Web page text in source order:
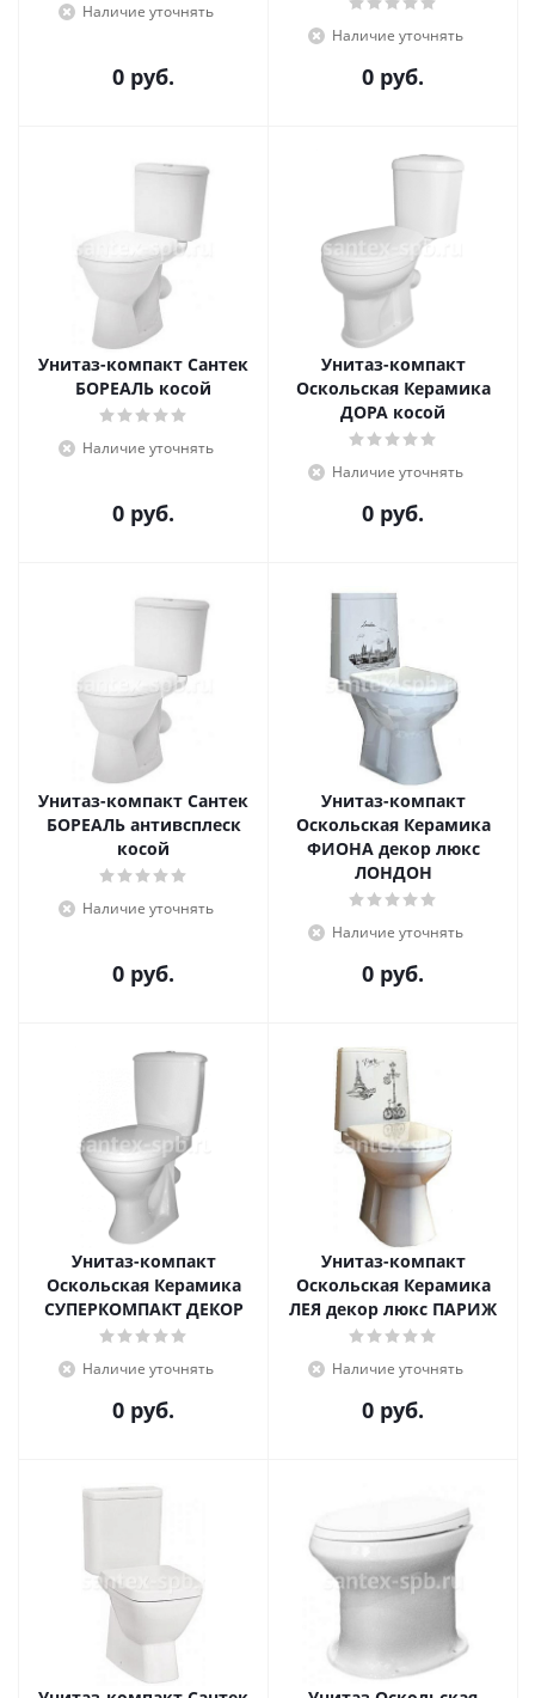
Наличие уточнять
0 руб.
Наличие уточнять
0 руб.
Унитаз-компакт Сантек
БОРЕАЛЬ косой
Наличие уточнять
0 руб.
Унитаз-компакт
Оскольская Керамика
ДОРА косой
Наличие уточнять
0 руб.
Унитаз-компакт Сантек
БОРЕАЛЬ антивсплеск
косой
Наличие уточнять
0 руб.
Унитаз-компакт
Оскольская Керамика
ФИОНА декор люкс
ЛОНДОН
Наличие уточнять
0 руб.
Унитаз-компакт
Оскольская Керамика
СУПЕРКОМПАКТ ДЕКОР
Наличие уточнять
0 руб.
Унитаз-компакт
Оскольская Керамика
ЛЕЯ декор люкс ПАРИЖ
Наличие уточнять
0 руб.